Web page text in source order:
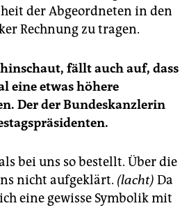
der Abgeordneten in den
Rechnung zu tragen.
fällt auch auf, dass
eine etwas höhere
Der der Bundeskanzlerin
bei uns so bestellt. Über die
nicht aufgeklärt. (lacht) Da
eine gewisse Symbolik mit